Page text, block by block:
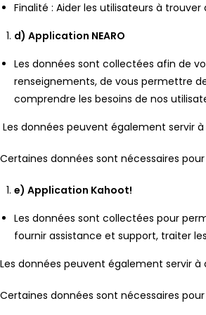
Finalité : Aider les utilisateurs à
d) Application NEARO
Les données sont collectées afin de
renseignements, de vous permettre
comprendre les besoins de nos
Les données peuvent également servir
Certaines données sont nécessaires
e) Application Kahoot!
Les données sont collectées pour
fournir assistance et support, traiter
Les données peuvent également servir
Certaines données sont nécessaires